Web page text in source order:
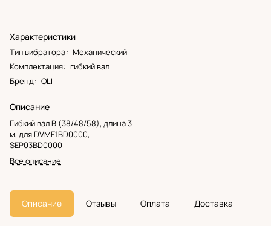
Характеристики
Тип вибратора: Механический
Комплектация: гибкий вал
Бренд: OLI
Описание
Гибкий вал B (38/48/58), длина 3
м, для DVME1BD0000,
SEP03BD0000
Все описание
Описание Отзывы Оплата Доставка